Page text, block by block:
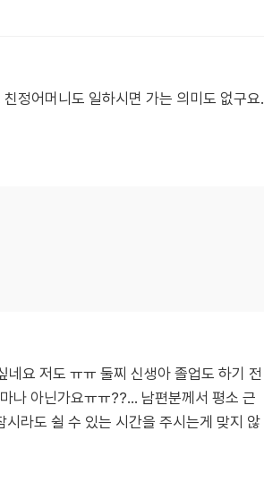
정어머니도 일하시면 가는 의미도 없구요.
요 저도 ㅠㅠ 둘찌 신생아 졸업도 하기 전
나 아닌가요ㅠㅠ??... 남편분께서 평소 근
라도 쉴 수 있는 시간을 주시는게 맞지 않